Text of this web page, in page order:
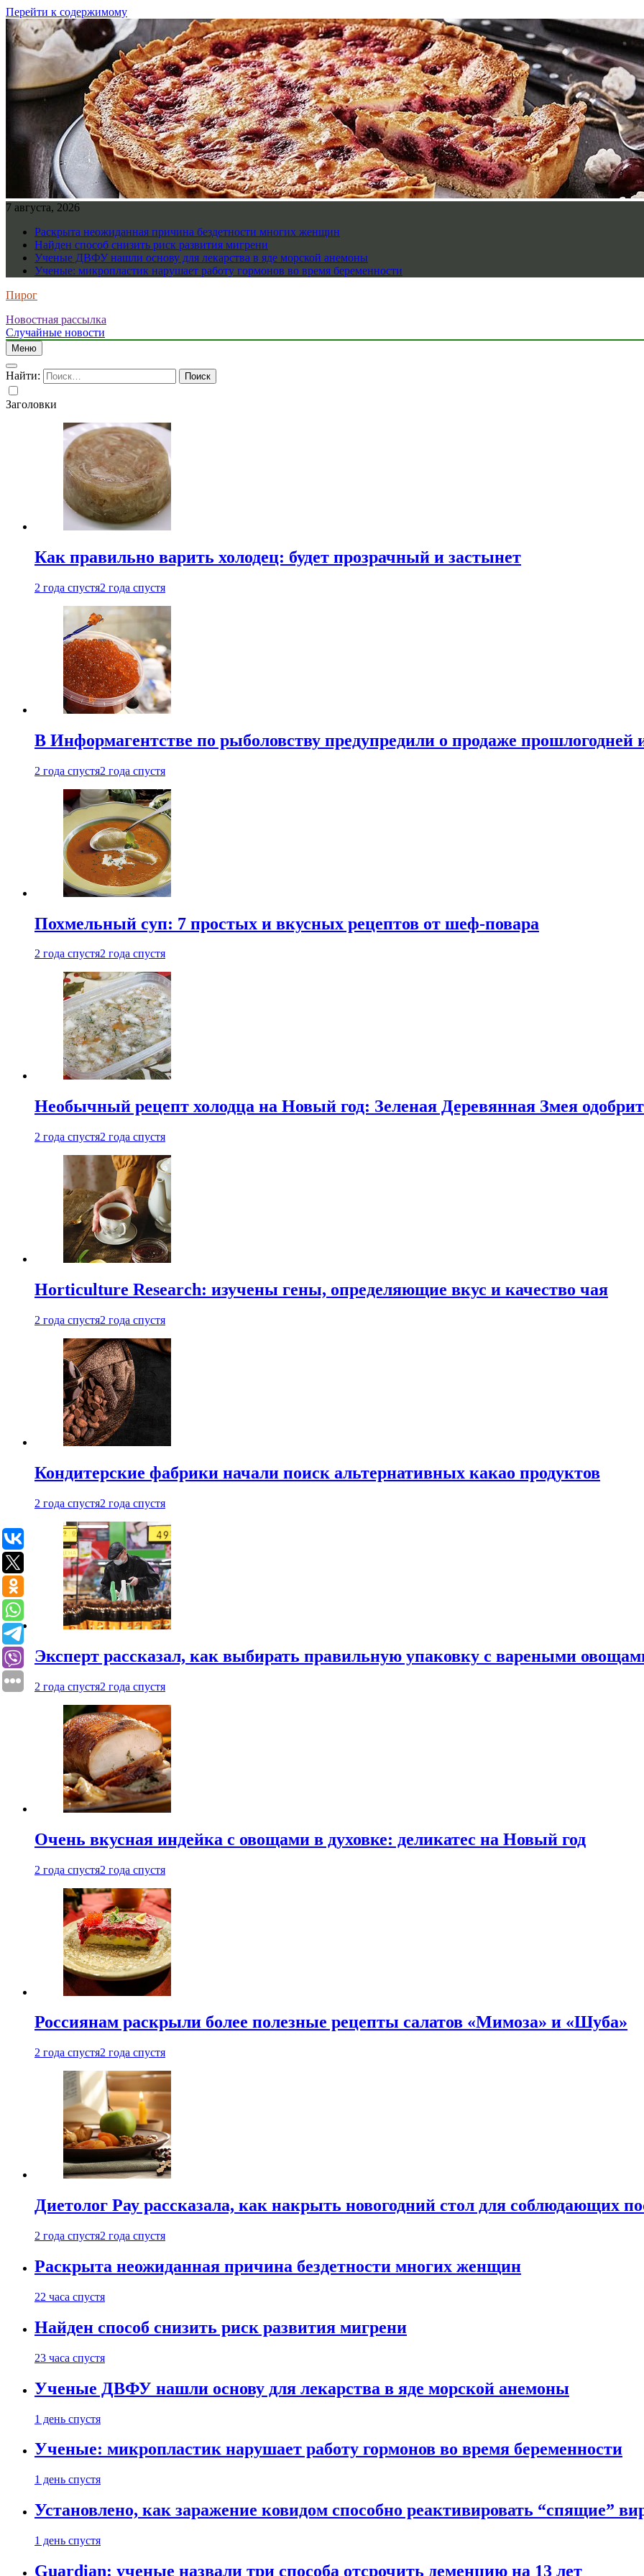
Перейти к содержимому
7 августа, 2026
Раскрыта неожиданная причина бездетности многих женщин
Найден способ снизить риск развития мигрени
Ученые ДВФУ нашли основу для лекарства в яде морской анемоны
Ученые: микропластик нарушает работу гормонов во время беременности
Пирог
Новостная рассылка
Случайные новости
Меню
Найти:
Заголовки
Как правильно варить холодец: будет прозрачный и застынет
2 года спустя2 года спустя
В Информагентстве по рыболовству предупредили о продаже прошлогодней
2 года спустя2 года спустя
Похмельный суп: 7 простых и вкусных рецептов от шеф-повара
2 года спустя2 года спустя
Необычный рецепт холодца на Новый год: Зеленая Деревянная Змея одобрит
2 года спустя2 года спустя
Horticulture Research: изучены гены, определяющие вкус и качество чая
2 года спустя2 года спустя
Кондитерские фабрики начали поиск альтернативных какао продуктов
2 года спустя2 года спустя
Эксперт рассказал, как выбирать правильную упаковку с вареными
2 года спустя2 года спустя
Очень вкусная индейка с овощами в духовке: деликатес на Новый год
2 года спустя2 года спустя
Россиянам раскрыли более полезные рецепты салатов «Мимоза» и «Шуба»
2 года спустя2 года спустя
Диетолог Рау рассказала, как накрыть новогодний стол для соблюдающих
2 года спустя2 года спустя
Раскрыта неожиданная причина бездетности многих женщин
22 часа спустя
Найден способ снизить риск развития мигрени
23 часа спустя
Ученые ДВФУ нашли основу для лекарства в яде морской анемоны
1 день спустя
Ученые: микропластик нарушает работу гормонов во время беременности
1 день спустя
Установлено, как заражение ковидом способно реактивировать “спящие”
1 день спустя
Guardian: ученые назвали три способа отсрочить деменцию на 13 лет